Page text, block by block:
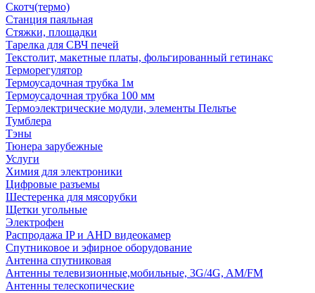
Скотч(термо)
Станция паяльная
Стяжки, площадки
Тарелка для СВЧ печей
Текстолит, макетные платы, фольгированный гетинакс
Терморегулятор
Термоусадочная трубка 1м
Термоусадочная трубка 100 мм
Термоэлектрические модули, элементы Пельтье
Тумблера
Тэны
Тюнера зарубежные
Услуги
Химия для электроники
Цифровые разъемы
Шестеренка для мясорубки
Щетки угольные
Электрофен
Распродажа IP и AHD видеокамер
Спутниковое и эфирное оборудование
Антенна спутниковая
Антенны телевизионные,мобильные, 3G/4G, AM/FM
Антенны телескопические